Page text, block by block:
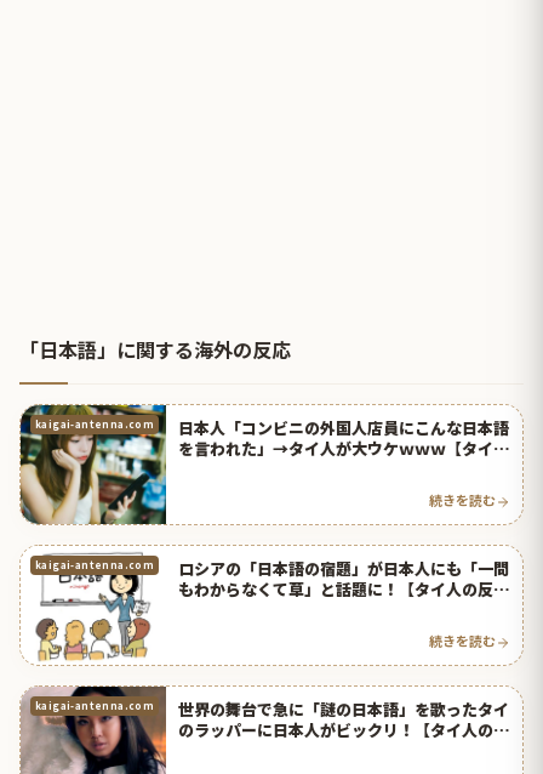
「日本語」に関する海外の反応
kaigai-antenna.com
日本人「コンビニの外国人店員にこんな日本語
を言われた」→タイ人が大ウケｗｗｗ【タイ人
続きを読む
kaigai-antenna.com
ロシアの「日本語の宿題」が日本人にも「一問
もわからなくて草」と話題に！【タイ人の反
続きを読む
kaigai-antenna.com
世界の舞台で急に「謎の日本語」を歌ったタイ
のラッパーに日本人がビックリ！【タイ人の反